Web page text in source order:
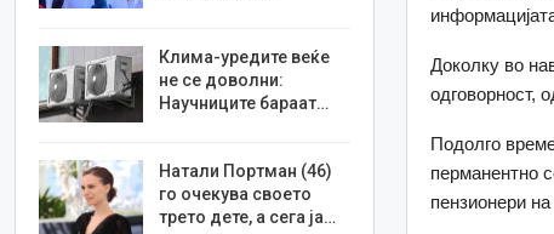
Доколку во
одговорност,
Подолго
перманентно
пензионери
Клима-уредите веќе
не се доволни:
Научниците бараат…
Натали Портман (46)
го очекува своето
трето дете, а сега ја…